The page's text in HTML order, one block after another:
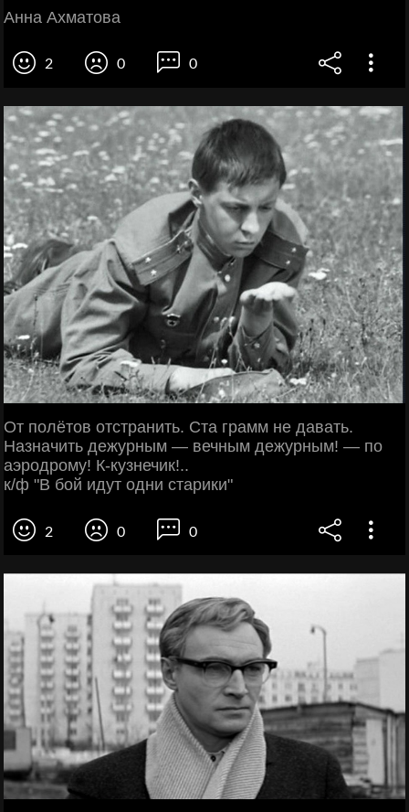
Анна Ахматова
2 0 0
От полётов отстранить. Ста грамм не давать.
Назначить дежурным — вечным дежурным! — по
аэродрому! К-кузнечик!..
к/ф "В бой идут одни старики"
2 0 0